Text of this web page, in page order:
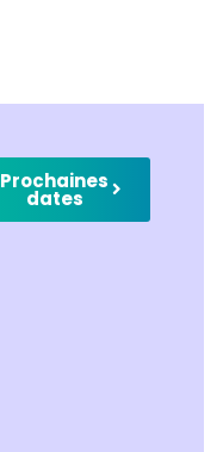
Prochaines
dates